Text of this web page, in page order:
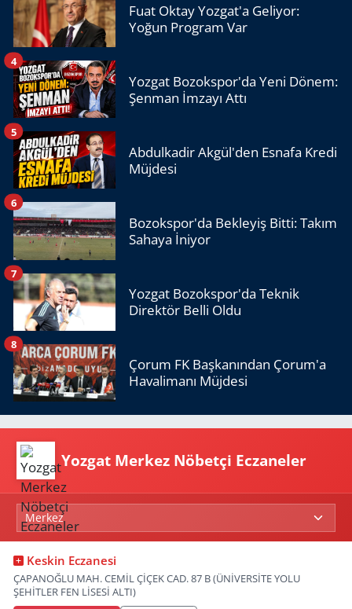
Fuat Oktay Yozgat'a Geliyor:
Yoğun Program Var
Yozgat Bozokspor'da Yeni Dönem:
Şenman İmzayı Attı
4
Abdulkadir Akgül'den Esnafa Kredi
Müjdesi
5
Bozokspor'da Bekleyiş Bitti: Takım
Sahaya İniyor
6
Yozgat Bozokspor'da Teknik
Direktör Belli Oldu
7
Çorum FK Başkanından Çorum'a
Havalimanı Müjdesi
8
Yozgat Merkez Nöbetçi Eczaneler
Keskin Eczanesi
ÇAPANOĞLU MAH. CEMİL ÇİÇEK CAD. 87 B (ÜNİVERSİTE YOLU
ŞEHİTLER FEN LİSESİ ALTI)